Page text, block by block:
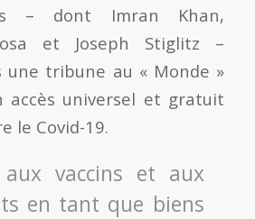
– dont Imran Khan,
et Joseph Stiglitz –
une tribune au « Monde »
accès universel et gratuit
le Covid-19.
aux vaccins et aux
en tant que biens